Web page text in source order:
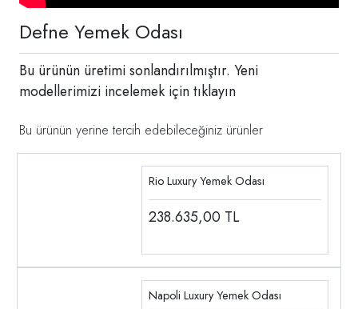
Defne Yemek Odası
Bu ürünün üretimi sonlandırılmıştır. Yeni
modellerimizi incelemek içintıklayın
Bu ürünün yerine tercih edebileceğiniz ürünler
Rio Luxury Yemek Odası
238.635,00 TL
Napoli Luxury Yemek Odası